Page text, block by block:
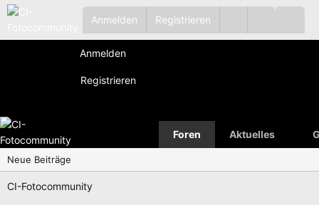
Anmelden Registrieren
Anmelden
Registrieren
Foren Aktuelles
Neue Beiträge
CI-Fotocommunity